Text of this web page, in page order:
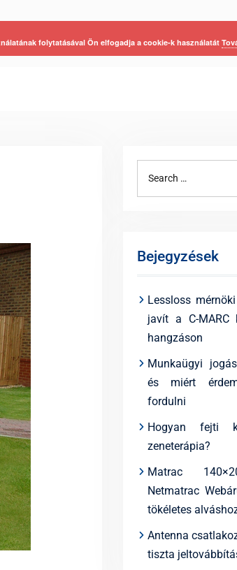
Bejegyzések
Lessloss
javít a C-MARC
hangzáson
Munkaügyi
és miért
fordulni
Hogyan fejti
zeneterápia?
Matrac
Netmatrac
tökéletes
Antenna
tiszta
folytatásával Ön elfogadja a cookie-k használatát